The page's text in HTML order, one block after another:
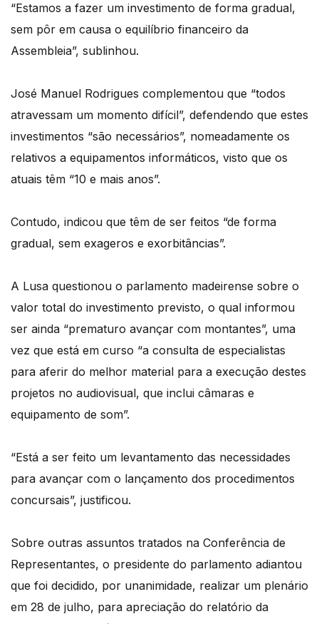
“Estamos a fazer um investimento de forma gradual,
sem pôr em causa o equilíbrio financeiro da
Assembleia”, sublinhou.
José Manuel Rodrigues complementou que “todos
atravessam um momento difícil”, defendendo que estes
investimentos “são necessários”, nomeadamente os
relativos a equipamentos informáticos, visto que os
atuais têm “10 e mais anos”.
Contudo, indicou que têm de ser feitos “de forma
gradual, sem exageros e exorbitâncias”.
A Lusa questionou o parlamento madeirense sobre o
valor total do investimento previsto, o qual informou
ser ainda “prematuro avançar com montantes”, uma
vez que está em curso “a consulta de especialistas
para aferir do melhor material para a execução destes
projetos no audiovisual, que inclui câmaras e
equipamento de som”.
“Está a ser feito um levantamento das necessidades
para avançar com o lançamento dos procedimentos
concursais”, justificou.
Sobre outras assuntos tratados na Conferência de
Representantes, o presidente do parlamento adiantou
que foi decidido, por unanimidade, realizar um plenário
em 28 de julho, para apreciação do relatório da